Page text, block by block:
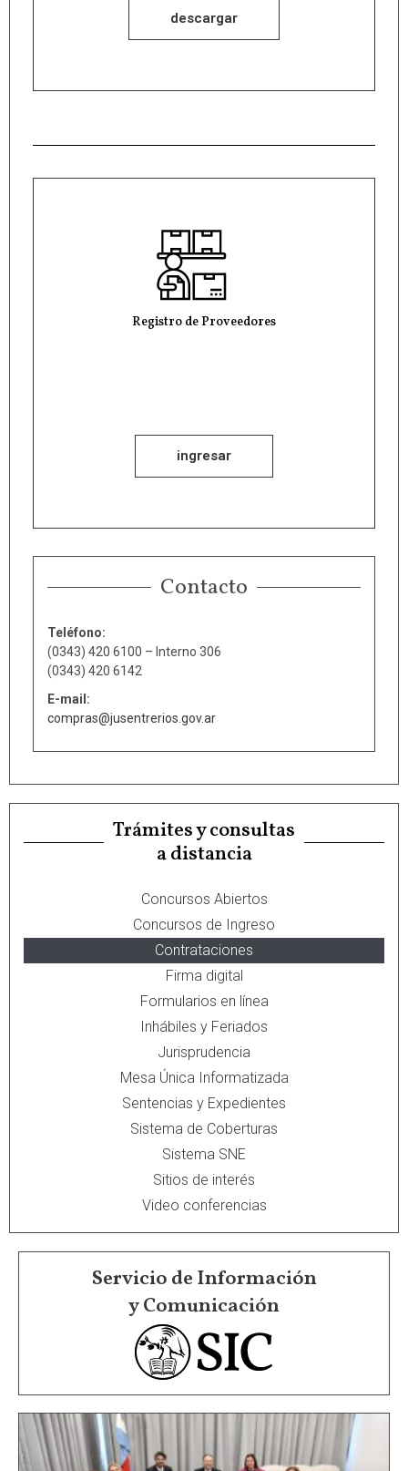
descargar
Registro de Proveedores
ingresar
Contacto
Teléfono:
(0343) 420 6100 – Interno 306
(0343) 420 6142
E-mail:
compras@jusentrerios.gov.ar
Trámites y consultas
a distancia
Concursos Abiertos
Concursos de Ingreso
Contrataciones
Firma digital
Formularios en línea
Inhábiles y Feriados
Jurisprudencia
Mesa Única Informatizada
Sentencias y Expedientes
Sistema de Coberturas
Sistema SNE
Sitios de interés
Video conferencias
Servicio de Información
y Comunicación